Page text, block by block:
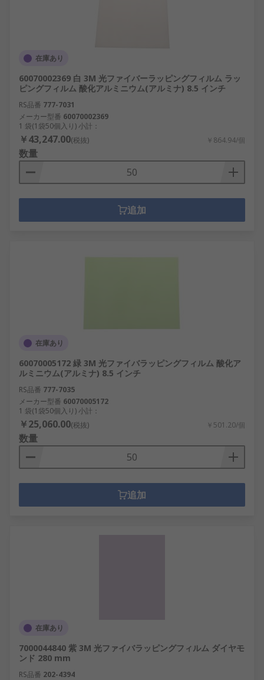
在庫あり
60070002369 白 3M 光ファイバーラッピングフィルム ラッ
ピングフィルム 酸化アルミニウム(アルミナ) 8.5 インチ
RS品番 777-7031
メーカー型番 60070002369
1 袋(1袋50個入り) 小計：
￥43,247.00(税抜) ￥864.94/個
数量
追加
在庫あり
60070005172 緑 3M 光ファイバラッピングフィルム 酸化ア
ルミニウム(アルミナ) 8.5 インチ
RS品番 777-7035
メーカー型番 60070005172
1 袋(1袋50個入り) 小計：
￥25,060.00(税抜) ￥501.20/個
数量
追加
在庫あり
7000044840 紫 3M 光ファイバラッピングフィルム ダイヤモ
ンド 280 mm
RS品番 202-4394